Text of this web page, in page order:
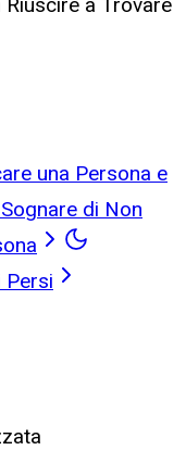
una Persona e
di Non
Persi